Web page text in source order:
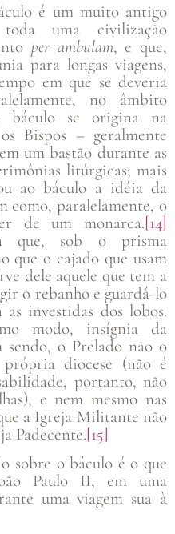
é um muito antigo
uma civilização
per ambulam, e que,
para longas viagens,
em que se deveria
no âmbito
báculo se origina na
Bispos – geralmente
um bastão durante as
litúrgicas; mais
ao báculo a idéia da
como, paralelamente, o
de um monarca.[14]
que, sob o prisma
que o cajado que usam
dele aquele que tem a
o rebanho e guardá-lo
investidas dos lobos.
modo, insígnia da
sendo, o Prelado não o
diocese (não é
portanto, não
e nem mesmo nas
a Igreja Militante não
Padecente.[15]
sobre o báculo é o que
Paulo II, em uma
uma viagem sua à